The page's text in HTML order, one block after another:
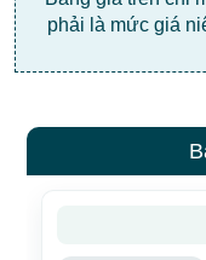
phải là mức giá